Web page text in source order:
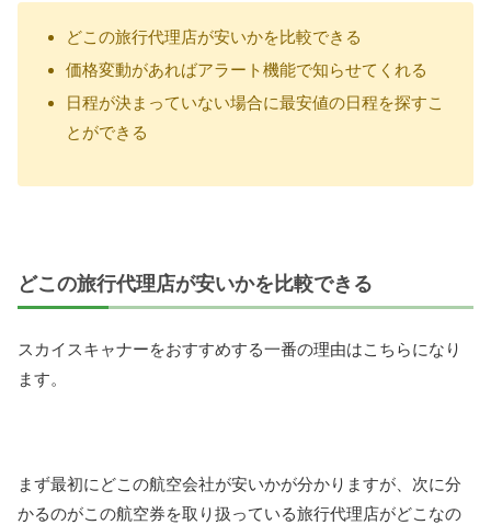
どこの旅行代理店が安いかを比較できる
価格変動があればアラート機能で知らせてくれる
日程が決まっていない場合に最安値の日程を探すこ
とができる
どこの旅行代理店が安いかを比較できる
スカイスキャナーをおすすめする一番の理由はこちらになり
ます。
まず最初にどこの航空会社が安いかが分かりますが、次に分
かるのがこの航空券を取り扱っている旅行代理店がどこなの